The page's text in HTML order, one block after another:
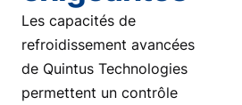
Les capacités de
refroidissement avancées
de Quintus Technologies
permettent un contrôle